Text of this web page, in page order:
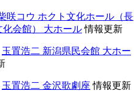
咲コウ ホクト文化ホール（長
化会館） 大ホール情報更新
玉置浩二 新潟県民会館 大ホー
玉置浩二 金沢歌劇座 情報更新